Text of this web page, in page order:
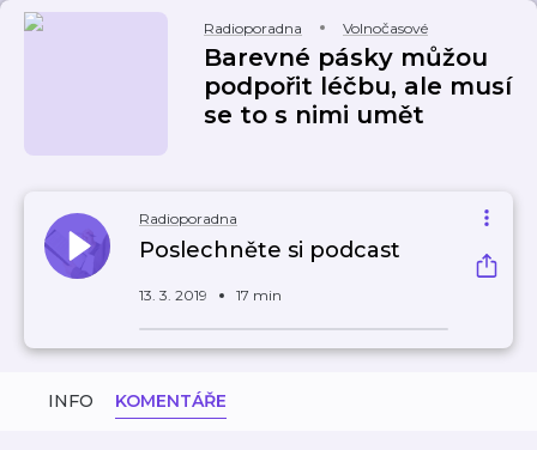
Radioporadna Volnočasové
Barevné pásky můžou
podpořit léčbu, ale musí
se to s nimi umět
Radioporadna
Poslechněte si podcast
13. 3. 2019 17 min
INFO KOMENTÁŘE